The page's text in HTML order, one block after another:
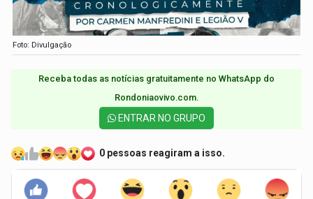
Foto: Divulgação
Receba todas as notícias gratuitamente no WhatsApp do
Rondoniaovivo.com.​
ENTRAR NO GRUPO
0 pessoas reagiram a isso.